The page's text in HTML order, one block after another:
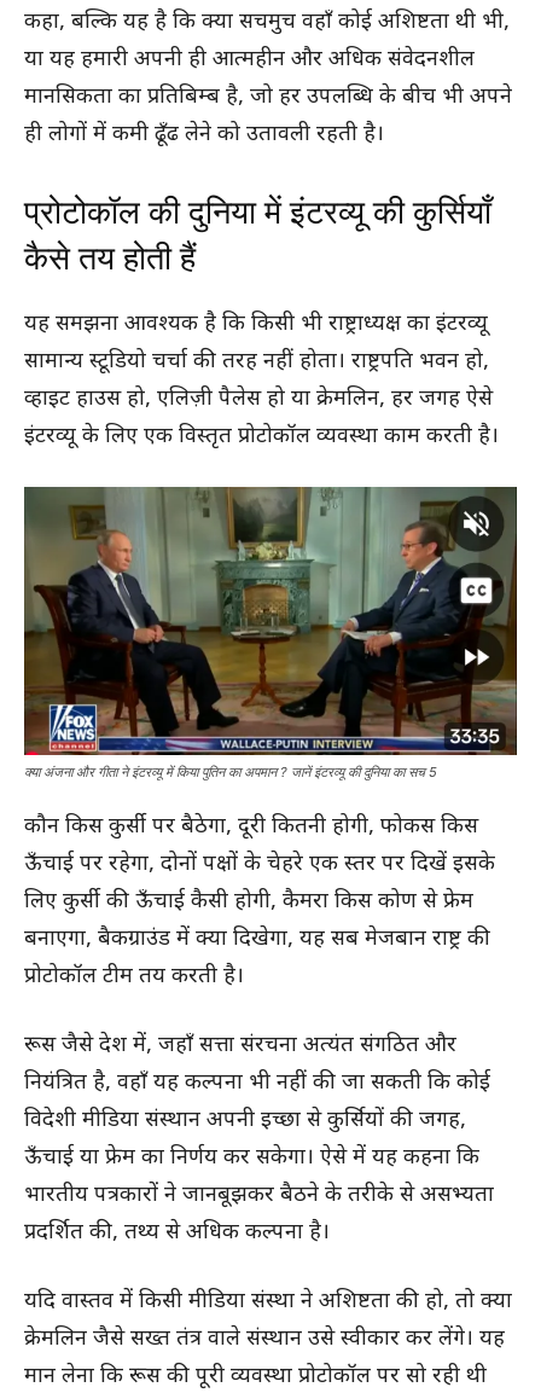
कहा, बल्कि यह है कि क्या सचमुच वहाँ कोई अशिष्टता थी भी,
या यह हमारी अपनी ही आत्महीन और अधिक संवेदनशील
मानसिकता का प्रतिबिम्ब है, जो हर उपलब्धि के बीच भी अपने
ही लोगों में कमी ढूँढ लेने को उतावली रहती है।
प्रोटोकॉल की दुनिया में इंटरव्यू की कुर्सियाँ
कैसे तय होती हैं
यह समझना आवश्यक है कि किसी भी राष्ट्राध्यक्ष का इंटरव्यू
सामान्य स्टूडियो चर्चा की तरह नहीं होता। राष्ट्रपति भवन हो,
व्हाइट हाउस हो, एलिज़ी पैलेस हो या क्रेमलिन, हर जगह ऐसे
इंटरव्यू के लिए एक विस्तृत प्रोटोकॉल व्यवस्था काम करती है।
क्या अंजना और गीता ने इंटरव्यू में किया पुतिन का अपमान ? जानें इंटरव्यू की दुनिया का सच 5
कौन किस कुर्सी पर बैठेगा, दूरी कितनी होगी, फोकस किस
ऊँचाई पर रहेगा, दोनों पक्षों के चेहरे एक स्तर पर दिखें इसके
लिए कुर्सी की ऊँचाई कैसी होगी, कैमरा किस कोण से फ्रेम
बनाएगा, बैकग्राउंड में क्या दिखेगा, यह सब मेजबान राष्ट्र की
प्रोटोकॉल टीम तय करती है।
रूस जैसे देश में, जहाँ सत्ता संरचना अत्यंत संगठित और
नियंत्रित है, वहाँ यह कल्पना भी नहीं की जा सकती कि कोई
विदेशी मीडिया संस्थान अपनी इच्छा से कुर्सियों की जगह,
ऊँचाई या फ्रेम का निर्णय कर सकेगा। ऐसे में यह कहना कि
भारतीय पत्रकारों ने जानबूझकर बैठने के तरीके से असभ्यता
प्रदर्शित की, तथ्य से अधिक कल्पना है।
यदि वास्तव में किसी मीडिया संस्था ने अशिष्टता की हो, तो क्या
क्रेमलिन जैसे सख्त तंत्र वाले संस्थान उसे स्वीकार कर लेंगे। यह
मान लेना कि रूस की पूरी व्यवस्था प्रोटोकॉल पर सो रही थी